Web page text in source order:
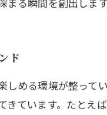
ド
しめる環境が整って
きています。たと